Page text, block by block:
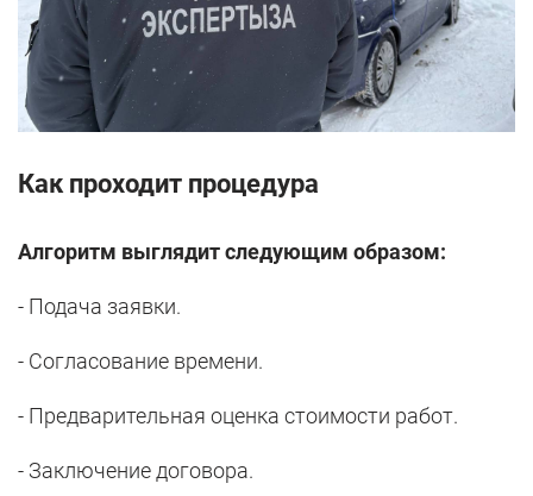
Как проходит процедура
Алгоритм выглядит следующим образом:
- Подача заявки.
- Согласование времени.
- Предварительная оценка стоимости работ.
- Заключение договора.